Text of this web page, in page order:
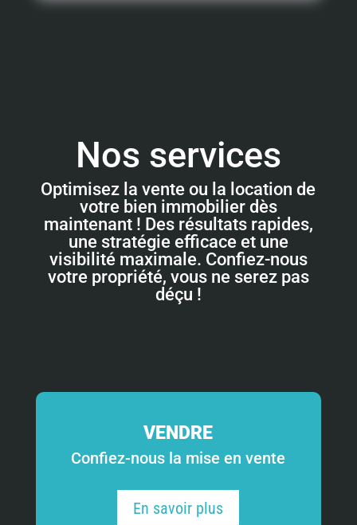
Nos services
Optimisez la vente ou la location de
votre bien immobilier dès
maintenant ! Des résultats rapides,
une stratégie efficace et une
visibilité maximale. Confiez-nous
votre propriété, vous ne serez pas
déçu !
VENDRE
Confiez-nous la mise en vente
En savoir plus